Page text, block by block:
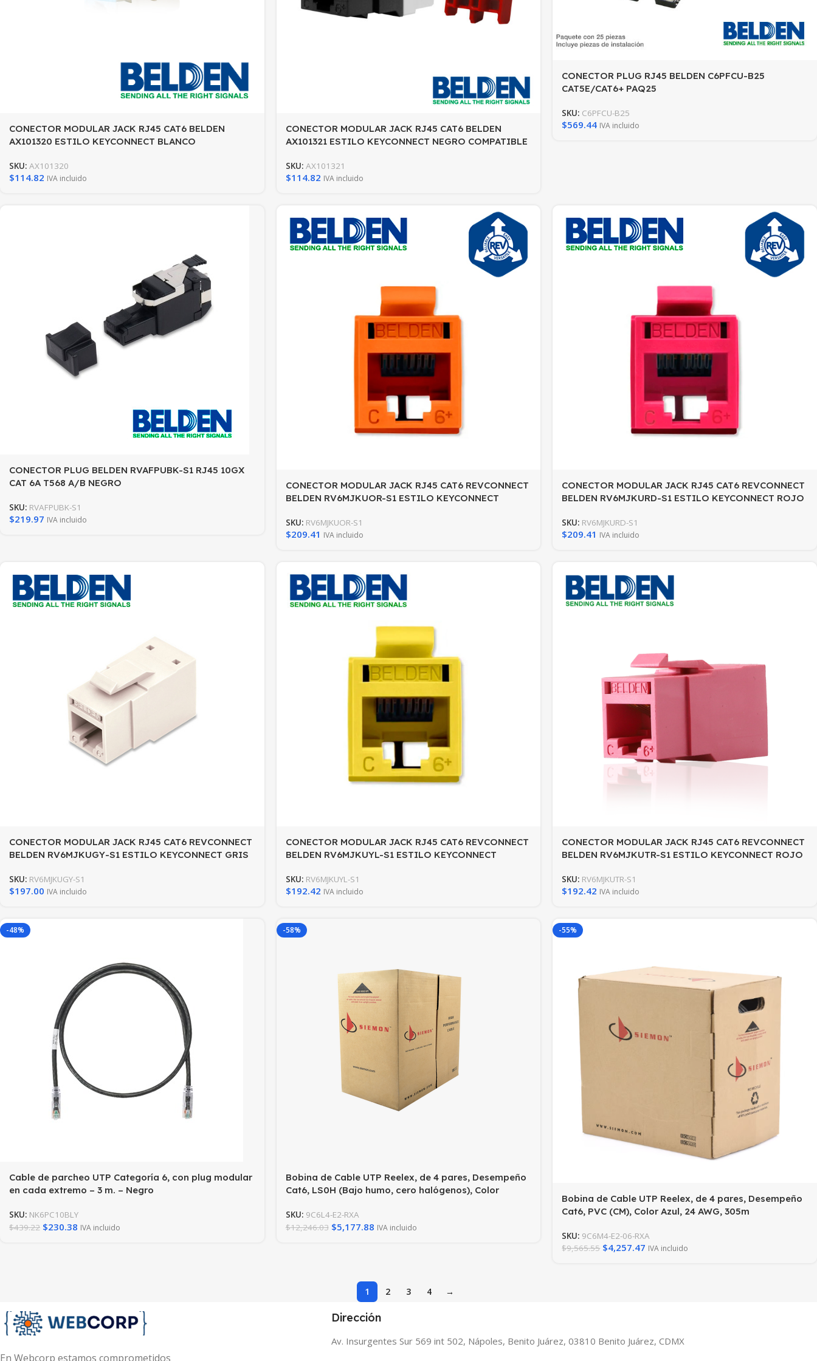
CONECTOR MODULAR JACK RJ45 CAT6 BELDEN
AX101320 ESTILO KEYCONNECT BLANCO
AX102660,AX102655,AX102249 PATCH PANEL
MODULAR AX103114,AX103115,AX104599 ESQUEMA DE
SKU: AX101320
$114.82 IVA incluido
CONECTOR MODULAR JACK RJ45 CAT6 BELDEN
AX101321 ESTILO KEYCONNECT NEGRO COMPATIBLE
PATCH PANEL MODULAR AX103114,AX103115,AX104599
ESQUEMA DE CABLEADO T568A/B HERRAMIENTA
SKU: AX101321
$114.82 IVA incluido
CONECTOR PLUG RJ45 BELDEN C6PFCU-B25
CAT5E/CAT6+ PAQ25
SKU: C6PFCU-B25
$569.44 IVA incluido
CONECTOR PLUG BELDEN RVAFPUBK-S1 RJ45 10GX
CAT 6A T568 A/B NEGRO
SKU: RVAFPUBK-S1
$219.97 IVA incluido
CONECTOR MODULAR JACK RJ45 CAT6 REVCONNECT
BELDEN RV6MJKUOR-S1 ESTILO KEYCONNECT
AX102660,AX102655,AX102249 ESQUEMA DE
CABLEADO T568A/B HERRAMIENTA COMPATIBLE
SKU: RV6MJKUOR-S1
$209.41 IVA incluido
CONECTOR MODULAR JACK RJ45 CAT6 REVCONNECT
BELDEN RV6MJKURD-S1 ESTILO KEYCONNECT ROJO
AX102660,AX102655,AX102249 ESQUEMA DE
CABLEADO T568A/B HERRAMIENTA COMPATIBLE
SKU: RV6MJKURD-S1
$209.41 IVA incluido
CONECTOR MODULAR JACK RJ45 CAT6 REVCONNECT
BELDEN RV6MJKUGY-S1 ESTILO KEYCONNECT GRIS
AX102660,AX102655,AX102249 ESQUEMA DE
CABLEADO T568A/B HERRAMIENTA COMPATIBLE
SKU: RV6MJKUGY-S1
$197.00 IVA incluido
CONECTOR MODULAR JACK RJ45 CAT6 REVCONNECT
BELDEN RV6MJKUYL-S1 ESTILO KEYCONNECT
AX102660,AX102655,AX102249 ESQUEMA DE
CABLEADO T568A/B HERRAMIENTA COMPATIBLE
SKU: RV6MJKUYL-S1
$192.42 IVA incluido
CONECTOR MODULAR JACK RJ45 CAT6 REVCONNECT
BELDEN RV6MJKUTR-S1 ESTILO KEYCONNECT ROJO
AX102660,AX102655,AX102249 ESQUEMA DE
CABLEADO T568A/B HERRAMIENTA COMPATIBLE
SKU: RV6MJKUTR-S1
$192.42 IVA incluido
-48%
Cable de parcheo UTP Categoría 6, con plug modular
en cada extremo – 3 m. – Negro
SKU: NK6PC10BLY
$439.22 $230.38 IVA incluido
-58%
Bobina de Cable UTP Reelex, de 4 pares, Desempeño
Cat6, LS0H (Bajo humo, cero halógenos), Color
SKU: 9C6L4-E2-RXA
$12,246.03 $5,177.88 IVA incluido
-55%
Bobina de Cable UTP Reelex, de 4 pares, Desempeño
Cat6, PVC (CM), Color Azul, 24 AWG, 305m
SKU: 9C6M4-E2-06-RXA
$9,565.55 $4,257.47 IVA incluido
1 2 3 4 →
En Webcorp estamos comprometidos
Dirección
Av. Insurgentes Sur 569 int 502, Nápoles, Benito Juárez, 03810 Benito Juárez, CDMX